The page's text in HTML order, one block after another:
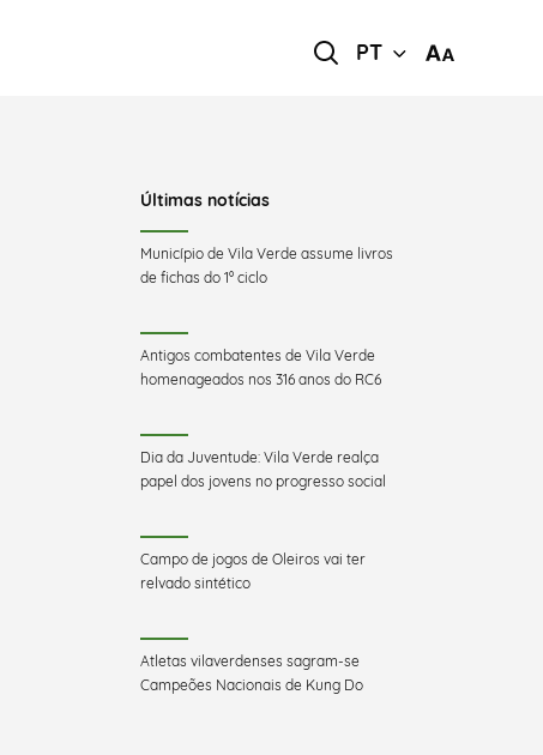
PT
Últimas notícias
Município de Vila Verde assume livros
de fichas do 1º ciclo
Antigos combatentes de Vila Verde
homenageados nos 316 anos do RC6
Dia da Juventude: Vila Verde realça
papel dos jovens no progresso social
Campo de jogos de Oleiros vai ter
relvado sintético
Atletas vilaverdenses sagram-se
Campeões Nacionais de Kung Do